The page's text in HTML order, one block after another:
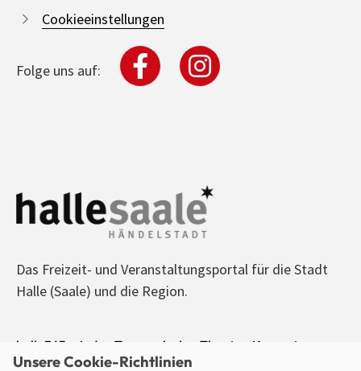
Cookieeinstellungen
Folge uns auf:
Das Freizeit- und Veranstaltungsportal für die Stadt
Halle (Saale) und die Region.
halle365 - Jeden Tag was los! - Theater, Konzerte,
Sport, Kino, Ausstellungen, Freizeit, Party - alle
Unsere Cookie-Richtlinien